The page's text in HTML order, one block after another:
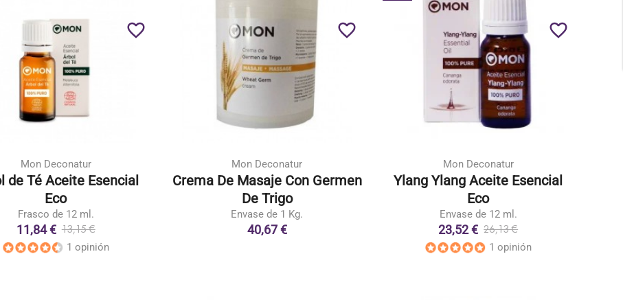
Mon Deconatur
de Té Aceite Esencial
Eco
Frasco de 12 ml.
11,84 € 13,15 €
1 opinión
favorite_border
Mon Deconatur
Crema De Masaje Con Germen
De Trigo
Envase de 1 Kg.
40,67 €
favorite_border
Mon Deconatur
Ylang Ylang Aceite Esencial
Eco
Envase de 12 ml.
23,52 € 26,13 €
1 opinión
favorite_border